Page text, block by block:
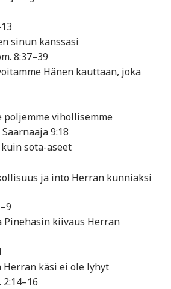
sinun kanssasi
8:37–39
Hänen kauttaan, joka
poljemme vihollisemme
Saarnaaja 9:18
sota-aseet
ja into Herran kunniaksi
Pinehasin kiivaus Herran
käsi ei ole lyhyt
2:14–16